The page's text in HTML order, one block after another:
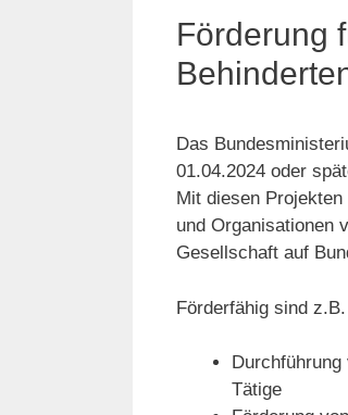
Förderung
Das
01.04.2024 oder
Mit diesen
und Organisatio­nen
Gesellschaft auf
Förderfähig sind
Tätige